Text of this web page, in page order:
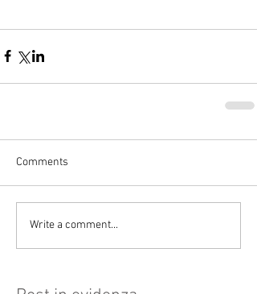
Comments
Write a comment...